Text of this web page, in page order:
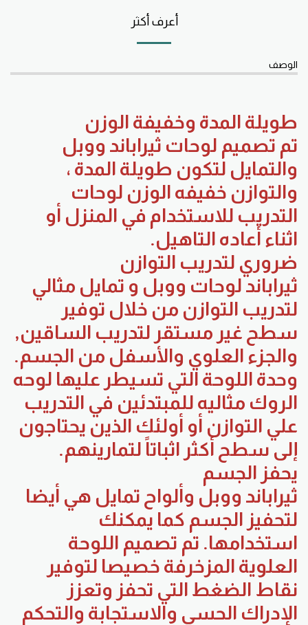
أعرف أكثر
الوصف
طويلة المدة وخفيفة الوزن
تم تصميم لوحات ثيراباند ووبل
والتمايل لتكون طويلة المدة ،
والتوازن خفيفه الوزن لوحات
التدريب للاستخدام في المنزل أو
اثناء أعاده التاهيل.
ضروري لتدريب التوازن
ثيراباند لوحات ووبل و تمايل مثالي
لتدريب التوازن من خلال توفير
سطح غير مستقر لتدريب الساقين,
والجزء العلوي والأسفل من الجسم.
وحدة اللوحة التي تسيطر عليها لوحه
الروك مثاليه للمبتدئين في التدريب
علي التوازن أو أولئك الذين يحتاجون
إلى سطح أكثر اثباتاً لتمارينهم.
يحفز الجسم
ثيراباند ووبل وألواح تمايل هي أيضا
لتحفيز الجسم كما يمكنك
استخدامها. تم تصميم اللوحة
العلوية المزخرفة خصيصا لتوفير
نقاط الضغط التي تحفز وتعزز
الإدراك الحسي والاستجابة والتحكم